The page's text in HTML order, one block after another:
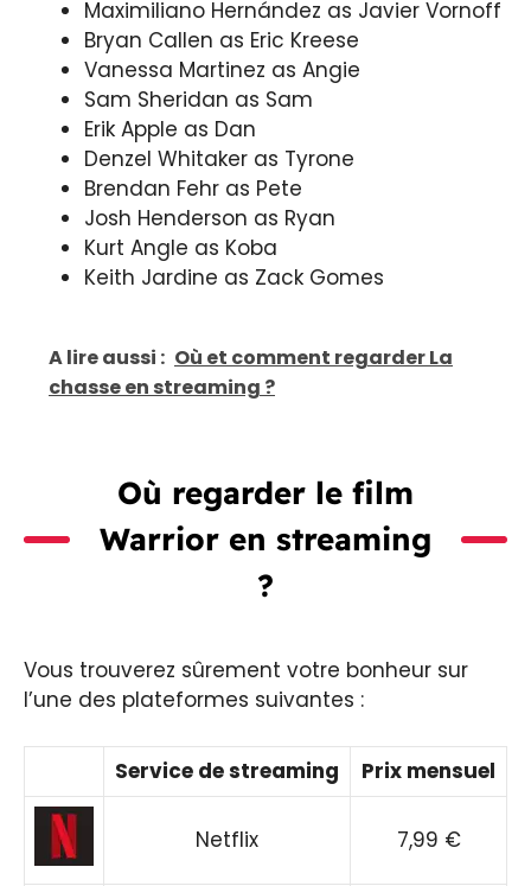
Maximiliano Hernández as Javier Vornoff
Bryan Callen as Eric Kreese
Vanessa Martinez as Angie
Sam Sheridan as Sam
Erik Apple as Dan
Denzel Whitaker as Tyrone
Brendan Fehr as Pete
Josh Henderson as Ryan
Kurt Angle as Koba
Keith Jardine as Zack Gomes
A lire aussi : Où et comment regarder La
chasse en streaming ?
Où regarder le film
Warrior en streaming
?
Vous trouverez sûrement votre bonheur sur
l’une des plateformes suivantes :
Service de streaming Prix mensuel
Netflix 7,99 €